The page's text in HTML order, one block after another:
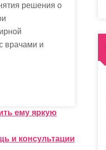
решения о
врачами и
ему яркую
и консультации